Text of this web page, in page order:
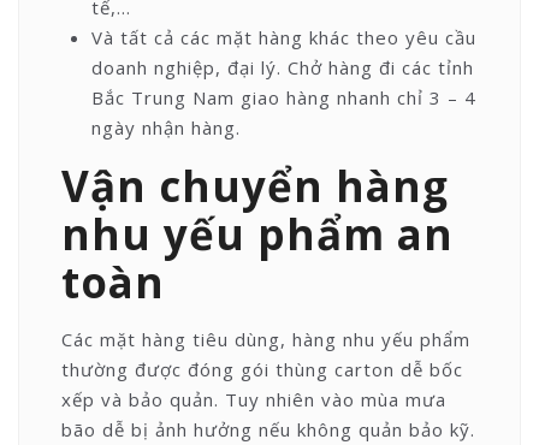
tế,…
Và tất cả các mặt hàng khác theo yêu cầu
doanh nghiệp, đại lý. Chở hàng đi các tỉnh
Bắc Trung Nam giao hàng nhanh chỉ 3 – 4
ngày nhận hàng.
Vận chuyển hàng
nhu yếu phẩm an
toàn
Các mặt hàng tiêu dùng, hàng nhu yếu phẩm
thường được đóng gói thùng carton dễ bốc
xếp và bảo quản. Tuy nhiên vào mùa mưa
bão dễ bị ảnh hưởng nếu không quản bảo kỹ.